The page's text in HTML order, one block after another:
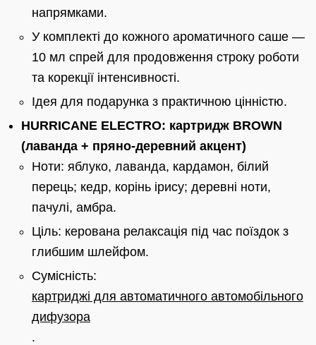
напрямками.
У комплекті до кожного ароматичного саше —
10 мл спрей для продовження строку роботи
та корекції інтенсивності.
Ідея для подарунка з практичною цінністю.
HURRICANE ELECTRO: картридж BROWN
(лаванда + пряно-деревний акцент)
Ноти: яблуко, лаванда, кардамон, білий
перець; кедр, корінь ірису; деревні ноти,
пачулі, амбра.
Ціль: керована релаксація під час поїздок з
глибшим шлейфом.
Сумісність:
картриджі для автоматичного автомобільного
дифузора
.